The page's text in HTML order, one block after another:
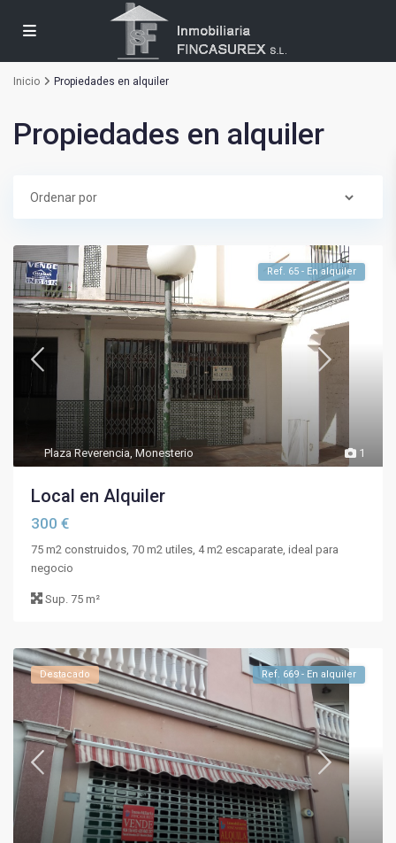
Inicio Propiedades en alquiler
Propiedades en alquiler
1
Plaza Reverencia,Monesterio
Ref. 65 - En alquiler
Local en Alquiler
300 €
75 m2 construidos, 70 m2 utiles, 4 m2 escaparate, ideal para
negocio
Sup.75 m²
Destacado Ref. 669 - En alquiler